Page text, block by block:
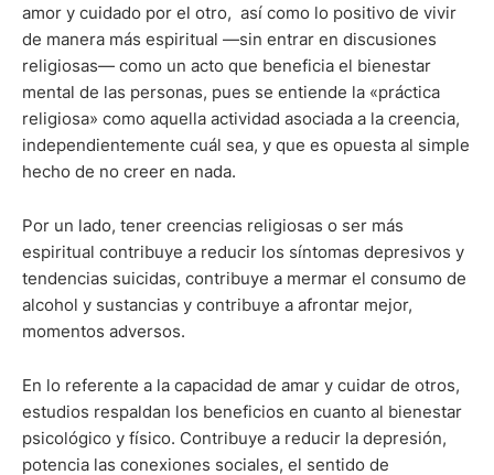
amor y cuidado por el otro, así como lo positivo de vivir
de manera más espiritual —sin entrar en discusiones
religiosas— como un acto que beneficia el bienestar
mental de las personas, pues se entiende la «práctica
religiosa» como aquella actividad asociada a la creencia,
independientemente cuál sea, y que es opuesta al simple
hecho de no creer en nada.
Por un lado, tener creencias religiosas o ser más
espiritual contribuye a reducir los síntomas depresivos y
tendencias suicidas, contribuye a mermar el consumo de
alcohol y sustancias y contribuye a afrontar mejor,
momentos adversos.
En lo referente a la capacidad de amar y cuidar de otros,
estudios respaldan los beneficios en cuanto al bienestar
psicológico y físico. Contribuye a reducir la depresión,
potencia las conexiones sociales, el sentido de